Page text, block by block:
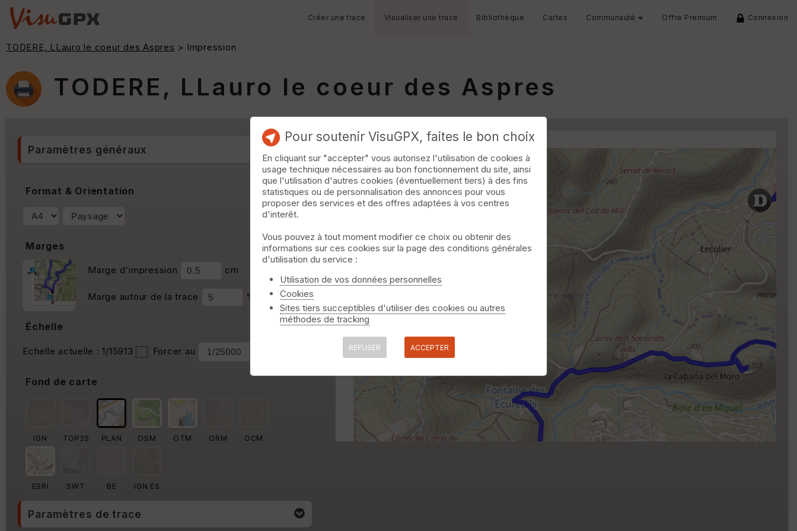
Créer une trace Visualiser une trace Bibliothèque Cartes Communauté Offre Premium Connexion
TODERE, LLauro le coeur des Aspres > Impression
TODERE, LLauro le coeur des Aspres
Paramètres généraux
Format & Orientation
Marges
Marge d'impression cm
Marge autour de la trace %
Échelle
Echelle actuelle : 1/15913 Forcer au
Fond de carte
IGN TOP25 PLAN OSM OTM ORM OCM
ESRI SWT BE IGN ES
Paramètres de trace
Pour soutenir VisuGPX, faites le bon choix
En cliquant sur "accepter" vous autorisez l'utilisation de cookies à
usage technique nécessaires au bon fonctionnement du site, ainsi
que l'utilisation d'autres cookies (éventuellement tiers) à des fins
statistiques ou de personnalisation des annonces pour vous
proposer des services et des offres adaptées à vos centres
d'interêt.
Vous pouvez à tout moment modifier ce choix ou obtenir des
informations sur ces cookies sur la page des conditions générales
d'utilisation du service :
Utilisation de vos données personnelles
Cookies
Sites tiers succeptibles d'utiliser des cookies ou autres
méthodes de tracking
REFUSER ACCEPTER